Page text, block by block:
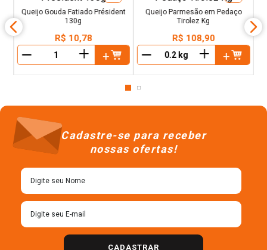
Queijo Gouda Fatiado Président
R$ 10,78
－
Queijo Parmesão em Pedaço
R$ 108,90
－
Cadastre-se para receber
nossas ofertas!